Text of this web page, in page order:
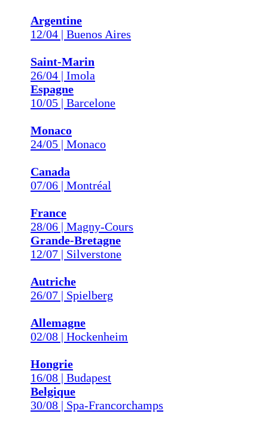
Argentine
12/04 | Buenos Aires
Saint-Marin
26/04 | Imola
Espagne
10/05 | Barcelone
Monaco
24/05 | Monaco
Canada
07/06 | Montréal
France
28/06 | Magny-Cours
Grande-Bretagne
12/07 | Silverstone
Autriche
26/07 | Spielberg
Allemagne
02/08 | Hockenheim
Hongrie
16/08 | Budapest
Belgique
30/08 | Spa-Francorchamps